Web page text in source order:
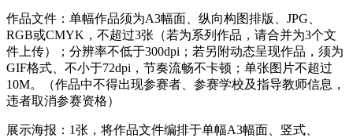
作品文件：单幅作品须为A3幅面、纵向构图排版、JPG、
RGB或CMYK，不超过3张（若为系列作品，请合并为3个文
件上传）；分辨率不低于300dpi；若另附动态呈现作品，须为
GIF格式、不小于72dpi，节奏流畅不卡顿；单张图片不超过
10M。（作品中不得出现参赛者、参赛学校及指导教师信息，
违者取消参赛资格）
展示海报：1张，将作品文件编排于单幅A3幅面、竖式、